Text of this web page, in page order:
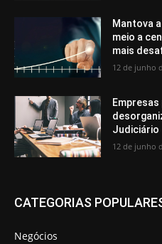
Mantova
meio a
mais
12 de junho
Judiciário
12 de junho
CATEGORIAS
Negócios